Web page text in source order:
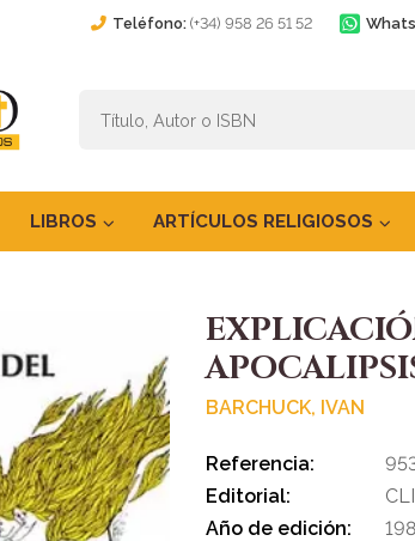
Teléfono: (+34) 958 26 51 52
LIBROS ARTÍCULOS RELIGIOSOS
BARCHUCK, IVAN
Referencia:
Editorial:
Año de edición: